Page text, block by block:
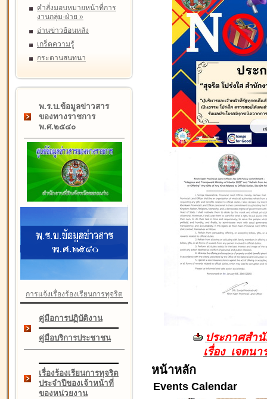
คำสั่งมอบหมายหน้าที่การ
งานกลุ่ม-ฝ่าย »
อ่านข่าวย้อนหลัง
เกร็ดความรู้
กระดานสนทนา
พ.ร.บ.ข้อมูลข่าวสาร
ของทางราชการ
พ.ศ.๒๕๔๐
การแจ้งเรื่องร้องเรียนการทุจริต
คู่มือการปฏิบัติงาน
คู่มือบริการประชาชน
เรื่องร้องเรียนการทุจริต
ประจำปีของเจ้าหน้าที่
ของหน่วยงาน
ประกาศสำ
เรื่อง เจตน
หน้าหลัก
Events Calendar